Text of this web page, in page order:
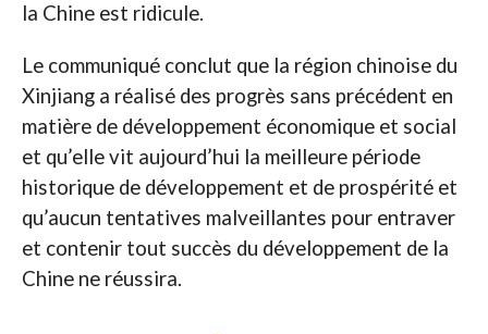
la Chine est ridicule.
Le communiqué conclut que la région chinoise du
Xinjiang a réalisé des progrès sans précédent en
matière de développement économique et social
et qu’elle vit aujourd’hui la meilleure période
historique de développement et de prospérité et
qu’aucun tentatives malveillantes pour entraver
et contenir tout succès du développement de la
Chine ne réussira.